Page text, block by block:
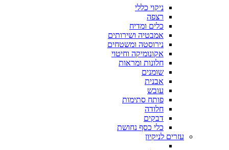
ניקוי כללי
רצפה
כלים ומדיח
אמבטיה ושירותים
נירוסטה ומשטחים
אקונומיקה וחיטוי
חלונות ומראות
שומנים
אבנית
עובש
פותח סתימות
חלודה
דבקים
כלי כסף נחושת
עזרים לניקיון